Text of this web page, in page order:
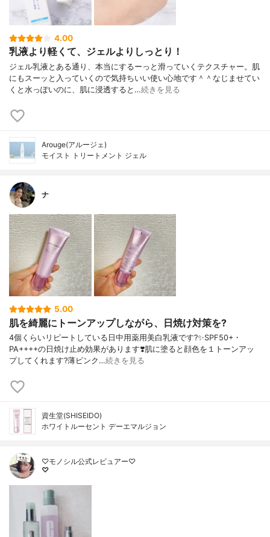
4.00
乳液より軽くて、ジェルよりしっとり！
ジェル乳液とある通り、本当にするーっと滑っていくテクスチャー。肌
にもスーッと入っていくので気持ちいい使い心地です＾＾なじませてい
くと水っぽいのに、肌に浸透すると…続きを見る
Arouge(アルージェ)
モイスト トリートメント ジェル
ナ
5.00
肌を綺麗にトーンアップしながら、日焼け対策を?
4個くらいリピートしている日中用薬用美白乳液です?✨SPF50+・
PA++++の日焼け止め効果があります❣️肌に塗ると顔色を１トーンアッ
プしてくれます?薄ピンク…続きを見る
資生堂(SHISEIDO)
ホワイトルーセント デーエマルジョン
♡モノシル公式レビュアー♡
♡